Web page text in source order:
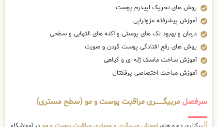
روش های تحریک اپیدرم پوست
آموزش پیشرفته مزوتراپی
درمان و بهبود لک های پوستی و آکنه های التهابی و سطحی
روش های رفع افتادگی پوست گردن و صورت
آموزش ساخت ماسک ژله ای و گیاهی
آموزش مباحث اختصاصی پرفکتال
سرفصلمربیگــــــــری مراقبت پوست و مو (سطح مستری)